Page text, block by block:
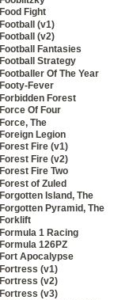
Food Fight
Football (v1)
Football (v2)
Football Fantasies
Football Strategy
Footballer Of The Year
Footy-Fever
Forbidden Forest
Force Of Four
Force, The
Foreign Legion
Forest Fire (v1)
Forest Fire (v2)
Forest Fire Two
Forest of Zuled
Forgotten Island, The
Forgotten Pyramid, The
Forklift
Formula 1 Racing
Formula 126PZ
Fort Apocalypse
Fortress (v1)
Fortress (v2)
Fortress (v3)